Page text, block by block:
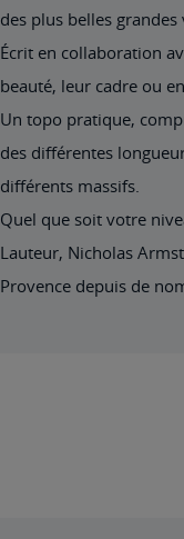
des plus belles grandes
Écrit en collaboration
beauté, leur cadre ou
Un topo pratique,
des différentes
différents massifs.
Quel que soit votre
Lauteur, Nicholas
Provence depuis de